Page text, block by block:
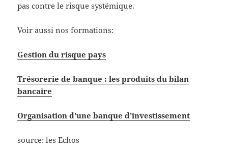
pas contre le risque systémique.
Voir aussi nos formations:
Gestion du risque pays
Trésorerie de banque : les produits du bilan
bancaire
Organisation d’une banque d’investissement
source: les Echos